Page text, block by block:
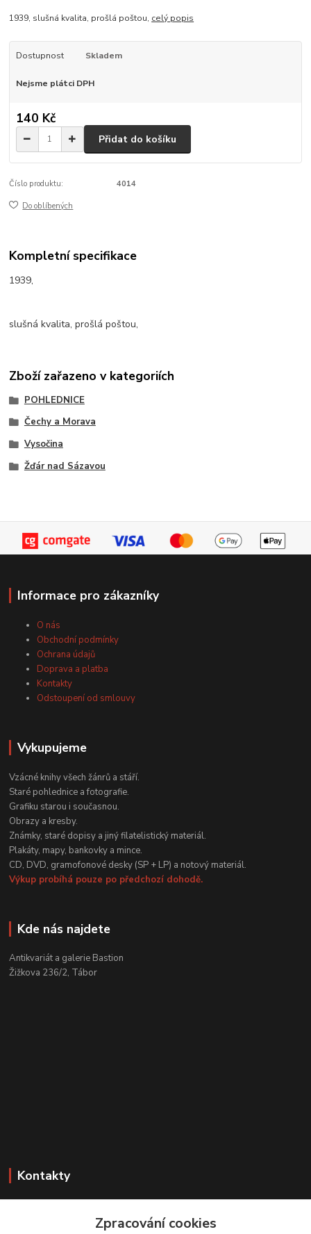
1939, slušná kvalita, prošlá poštou, celý popis
Dostupnost Skladem
Nejsme plátci DPH
140 Kč
Přidat do košíku
Číslo produktu: 4014
Do oblíbených
Kompletní specifikace
1939,
slušná kvalita, prošlá poštou,
Zboží zařazeno v kategoriích
POHLEDNICE
Čechy a Morava
Vysočina
Žďár nad Sázavou
Informace pro zákazníky
O nás
Obchodní podmínky
Ochrana údajů
Doprava a platba
Kontakty
Odstoupení od smlouvy
Vykupujeme
Vzácné knihy všech žánrů a stáří.
Staré pohlednice a fotografie.
Grafiku starou i současnou.
Obrazy a kresby.
Známky, staré dopisy a jiný filatelistický materiál.
Plakáty, mapy, bankovky a mince.
CD, DVD, gramofonové desky (SP + LP) a notový materiál.
Výkup probíhá pouze po předchozí dohodě.
Kde nás najdete
Antikvariát a galerie Bastion
Žižkova 236/2, Tábor
Kontakty
Zákaznická podpora
+420 608 331 344
Zpracování cookies